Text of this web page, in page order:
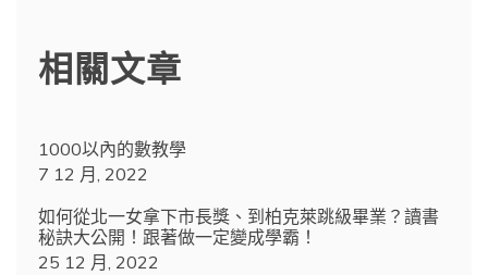
相關文章
1000以內的數教學
7 12 月, 2022
如何從北一女拿下市長獎、到柏克萊跳級畢業？讀書
秘訣大公開！跟著做一定變成學霸！
25 12 月, 2022